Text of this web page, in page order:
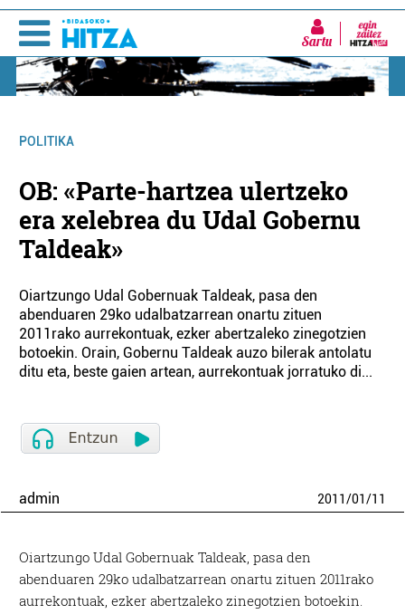
Sartu
POLITIKA
OB: «Parte-hartzea ulertzeko
era xelebrea du Udal Gobernu
Taldeak»
Oiartzungo Udal Gobernuak Taldeak, pasa den
abenduaren 29ko udalbatzarrean onartu zituen
2011rako aurrekontuak, ezker abertzaleko zinegotzien
botoekin. Orain, Gobernu Taldeak auzo bilerak antolatu
ditu eta, beste gaien artean, aurrekontuak jorratuko di...
admin 2011/01/11
Oiartzungo Udal Gobernuak Taldeak, pasa den
abenduaren 29ko udalbatzarrean onartu zituen 2011rako
aurrekontuak, ezker abertzaleko zinegotzien botoekin.